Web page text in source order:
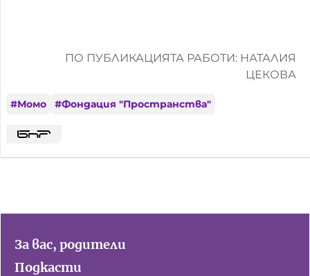
ПО ПУБЛИКАЦИЯТА РАБОТИ: НАТАЛИЯ
ЦЕКОВА
#Момо #Фондация "Пространства"
За вас, родители
Подкасти